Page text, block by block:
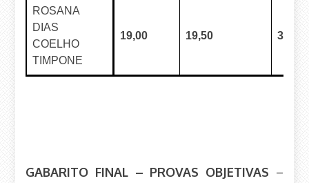
ROSANA
DIAS
COELHO
TIMPONE
19,00 19,50 35,05
GABARITO FINAL – PROVAS OBJETIVAS –